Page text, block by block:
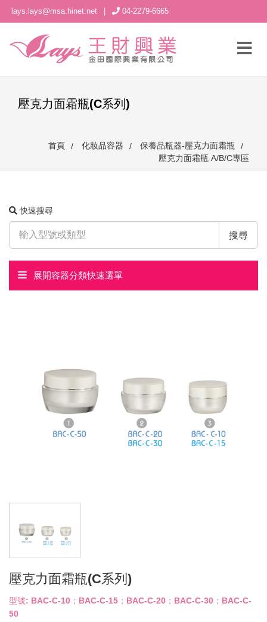
lays.lays@msa.hinet.net 04-2279-6665
壓克力面霜瓶(C系列)
首頁 化妝品容器
保養品瓶器-壓克力面霜瓶
壓克力面霜瓶 A/B/C專區
快速搜尋
搜尋
展開容器分類快速選單
壓克力面霜瓶(C系列)
型號: BAC-C-10；BAC-C-15；BAC-C-20；BAC-C-30；BAC-C-
50